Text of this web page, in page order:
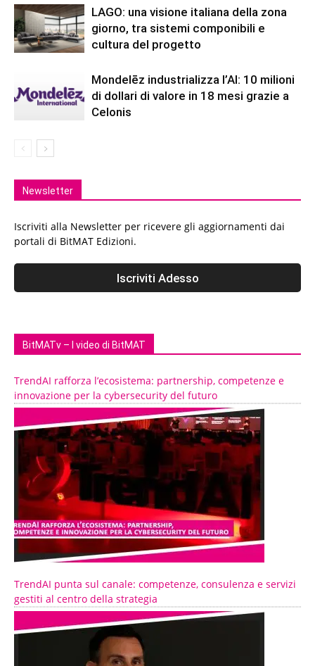
LAGO: una visione italiana della zona
giorno, tra sistemi componibili e
cultura del progetto
Mondelēz industrializza l’AI: 10 milioni
di dollari di valore in 18 mesi grazie a
Celonis
Newsletter
Iscriviti alla Newsletter per ricevere gli aggiornamenti dai
portali di BitMAT Edizioni.
BitMATv – I video di BitMAT
TrendAI rafforza l’ecosistema: partnership, competenze e
innovazione per la cybersecurity del futuro
TrendAI punta sul canale: competenze, consulenza e servizi
gestiti al centro della strategia